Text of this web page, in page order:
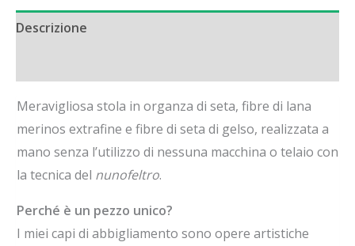
Descrizione
Meravigliosa stola in organza di seta, fibre di lana
merinos extrafine e fibre di seta di gelso, realizzata a
mano senza l’utilizzo di nessuna macchina o telaio con
la tecnica del nunofeltro.
Perché è un pezzo unico?
I miei capi di abbigliamento sono opere artistiche